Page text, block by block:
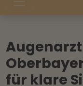
für klare